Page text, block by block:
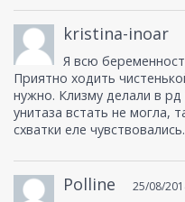
kristina-inoar
Я всю
Приятно ходить
нужно. Клизму делали в
унитаза встать не могла,
схватки еле чувствовались.
Polline 25/08/